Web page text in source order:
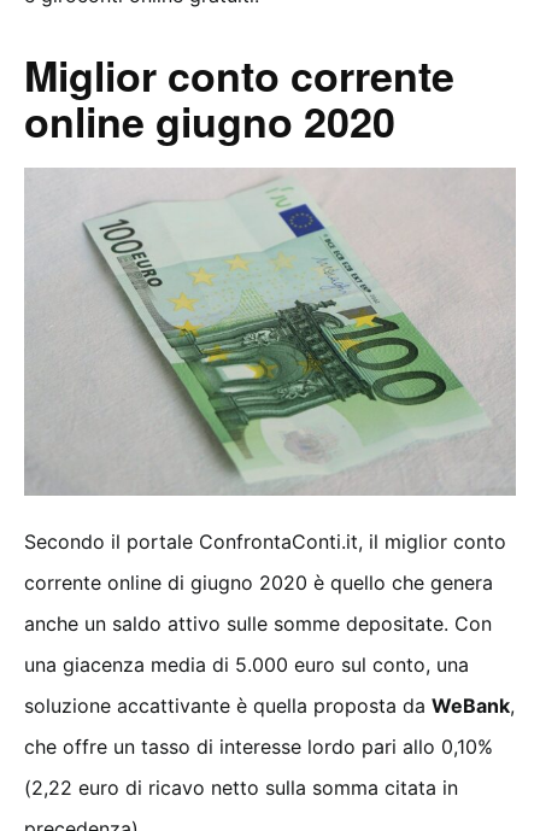
Miglior conto corrente
online giugno 2020
Secondo il portale ConfrontaConti.it, il miglior conto
corrente online di giugno 2020 è quello che genera
anche un saldo attivo sulle somme depositate. Con
una giacenza media di 5.000 euro sul conto, una
soluzione accattivante è quella proposta da WeBank,
che offre un tasso di interesse lordo pari allo 0,10%
(2,22 euro di ricavo netto sulla somma citata in